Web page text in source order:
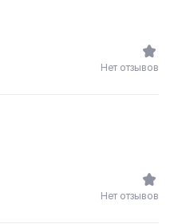
Нет отзывов
Нет отзывов